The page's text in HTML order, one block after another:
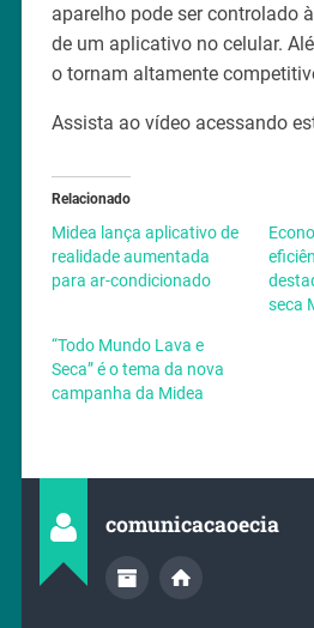
aparelho pode ser controlado
de um aplicativo no celular.
o tornam altamente
Assista ao vídeo acessando
Relacionado
Midea lança aplicativo de
realidade aumentada
para ar-condicionado
seca
“Todo Mundo Lava e
Seca” é o tema da nova
campanha da Midea
comunicacaoecia